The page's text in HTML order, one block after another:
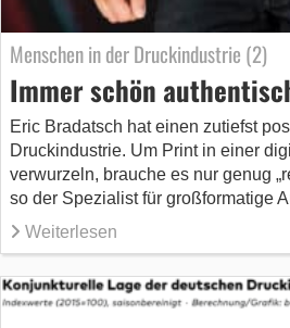
Menschen in der Druckindustrie (2)
Immer schön
Eric Bradatsch hat einen zutiefst
Druckindustrie. Um Print in einer
verwurzeln, brauche es nur genug
so der Spezialist für großformatige
Weiterlesen